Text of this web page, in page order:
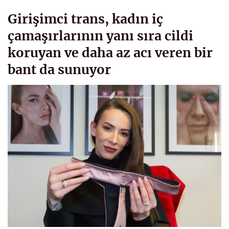
Girişimci trans, kadın iç
çamaşırlarının yanı sıra cildi
koruyan ve daha az acı veren bir
bant da sunuyor